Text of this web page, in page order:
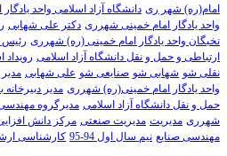
امام(ره) شهر ری دانشگاه آزاد اسلامی واحد
واحد یادگار امام خمینی شهرری دکتر علی شهابی
نخبگان واحد یادگار امام خمینی (ره) شهرری رئیس
ارتباطی و حمل و نقل دانشگاه آزاد اسلامی رویداد
نقلی شو شهابی شو صنایعی شو علی شهابی
واحد یادگار امام خمینی(ره) شهرری مدیر
حمل و نقل دانشگاه آزاد اسلامی مدیرگروه مهندسی
شهرری مدیریت مدیریت صنعتی مرکز دانش
مهندسی صنایع نیم سال اول 94-95 کارشناسی